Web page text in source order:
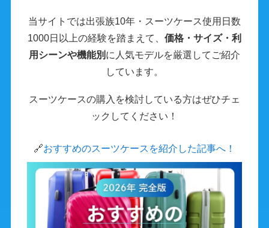
当サイトでは出張族10年・スーツケース使用日数
1000日以上の経験を踏まえて、 価格・サイズ・利
用シーンや機能別 に人気モデルを厳選してご紹介
しています。
スーツケースの購入を検討している方はぜひチェ
ックしてください！
🔗おすすめのスーツケースを紹介した記事へ！